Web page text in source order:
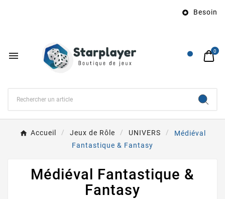
Besoin
 0
Accueil Jeux de Rôle UNIVERS
Médiéval
Fantastique & Fantasy
Médiéval Fantastique &
Fantasy